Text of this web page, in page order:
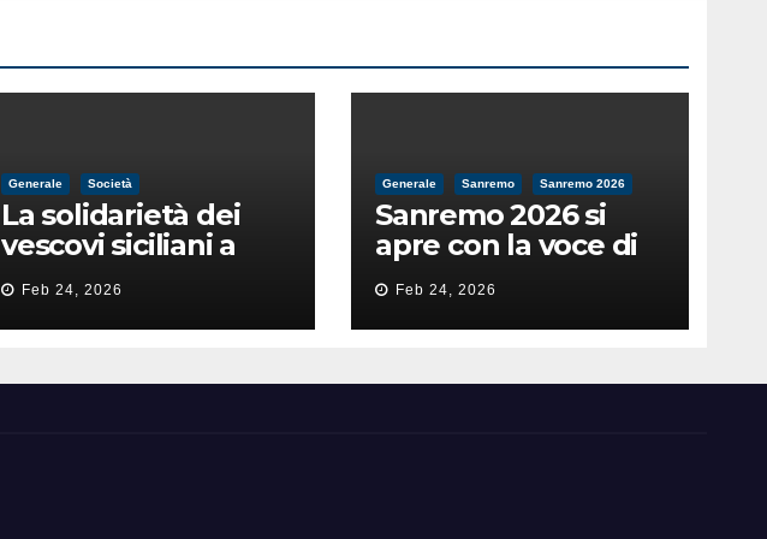
Generale Società
La solidarietà dei
vescovi siciliani a
Lorefice: «Ha difeso
il valore e la dignità
dell’umanità»
Feb 24, 2026
Generale Sanremo Sanremo 2026
Sanremo 2026 si
apre con la voce di
Pippo Baudo
Feb 24, 2026